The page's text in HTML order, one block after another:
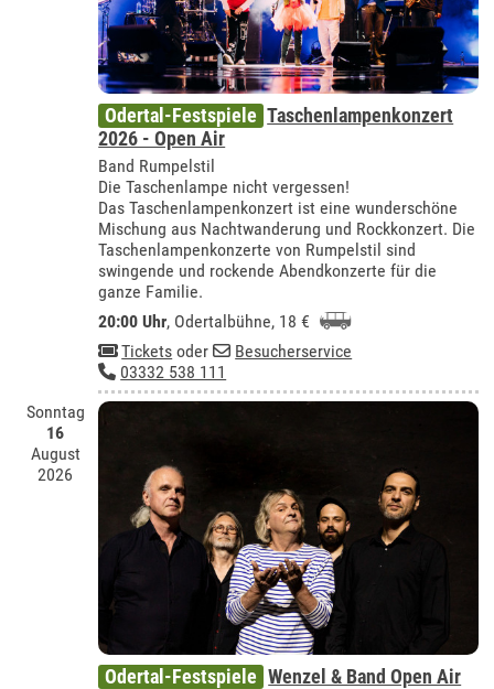
Odertal-Festspiele Taschenlampenkonzert
2026 - Open Air
Band Rumpelstil
Die Taschenlampe nicht vergessen!
Das Taschenlampenkonzert ist eine wunderschöne
Mischung aus Nachtwanderung und Rockkonzert. Die
Taschenlampenkonzerte von Rumpelstil sind
swingende und rockende Abendkonzerte für die
ganze Familie.
20:00 Uhr, Odertalbühne, 18 €
Tickets oder
Besucherservice
03332 538 111
Sonntag
16
August
2026
Odertal-Festspiele Wenzel & Band Open Air